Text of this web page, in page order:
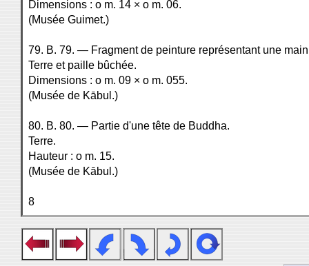
Dimensions : o m. 14 × o m. 06.
(Musée Guimet.)
79. B. 79. — Fragment de peinture représentant une
Terre et paille bûchée.
Dimensions : o m. 09 × o m. 055.
(Musée de Kābul.)
80. B. 80. — Partie d'une tête de Buddha.
Terre.
Hauteur : o m. 15.
(Musée de Kābul.)
8